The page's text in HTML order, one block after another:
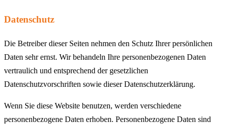
Datenschutz
Die Betreiber dieser Seiten nehmen den Schutz Ihrer persönlichen
Daten sehr ernst. Wir behandeln Ihre personenbezogenen Daten
vertraulich und entsprechend der gesetzlichen
Datenschutzvorschriften sowie dieser Datenschutzerklärung.
Wenn Sie diese Website benutzen, werden verschiedene
personenbezogene Daten erhoben. Personenbezogene Daten sind